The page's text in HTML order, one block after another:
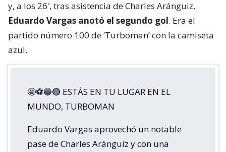
Disfruta lo mejor del…
pic.twitter.com/aXRfBnWPM6
Palestino no reaccionaba y La U estuvo cerca del
tercero, pero Pérez estuvo atento a una carga de
Lucas Assadi a los 28′ y un remate de Tobías